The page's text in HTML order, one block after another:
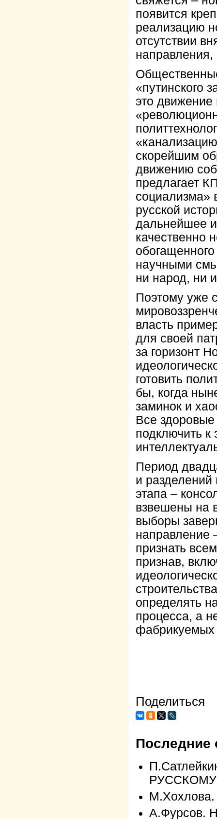
появится
реализацию
отсутствии
«путинского
это
скорейшим
движению
предлагает
социализма»
русской
дальнейшее
качественно
научными
ни народ, ни
Поэтому уже
власть
для своей
за горизонт
готовить
бы, когда
заминок и
Все
подключить к
Период
и
этапа –
взвешены на
выборы
направление
признать
признав,
определять
процесса, а
фабрикуемых
Поделиться
Последние